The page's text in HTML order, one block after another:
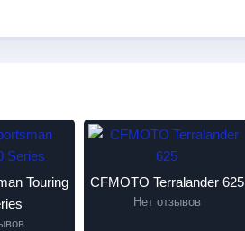
Touring
CFMOTO Terralander 625
Нет отзывов